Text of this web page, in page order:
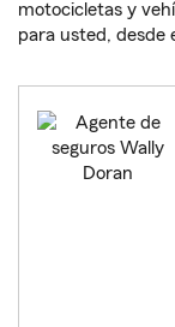
motocicletas y
para usted, desde